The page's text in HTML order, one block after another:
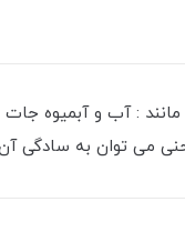
: آب و آبمیوه جات
می توان به سادگی